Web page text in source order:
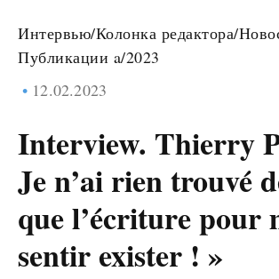
Интервью/Колонка редактора/
Публикации a/2023
12.02.2023
Interview. Thierry
Je n’ai rien trouvé
que l’écriture pour
sentir exister ! »